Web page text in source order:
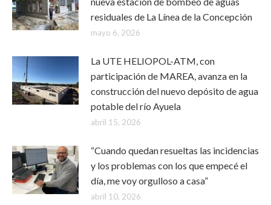
residuales de La Línea de la Concepción
mayo 6, 2026
La UTE HELIOPOL-ATM, con
participación de MAREA, avanza en la
construcción del nuevo depósito de agua
potable del río Ayuela
abril 15, 2026
“Cuando quedan resueltas las incidencias
y los problemas con los que empecé el
día, me voy orgulloso a casa”
abril 10, 2026